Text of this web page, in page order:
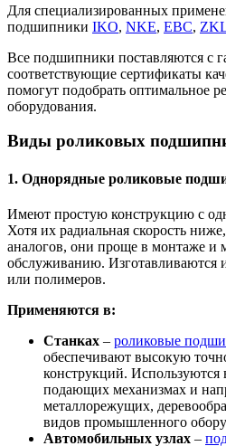
Для специализированных
подшипники IKO, NKE, EBC,
Все подшипники поставляются с
соответствующие сертификаты
помогут подобрать оптимальное
оборудования.
Виды роликовых
1. Однорядные роликовые
Имеют простую конструкцию с
Хотя их радиальная скорость
аналогов, они проще в монтаже и
обслуживанию. Изготавливаются
или полимеров.
Применяются в:
Станках – роликовые
обеспечивают высокую
конструкций.
подающих механизмах и
металлорежущих,
видов промышленного
Автомобильных узлах –